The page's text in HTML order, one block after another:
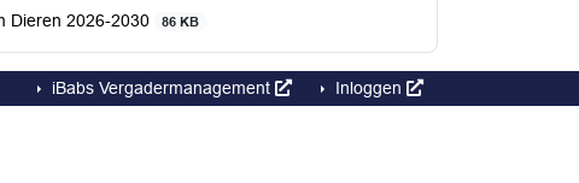
Dieren 2026-2030 86 KB
iBabs Vergadermanagement Inloggen